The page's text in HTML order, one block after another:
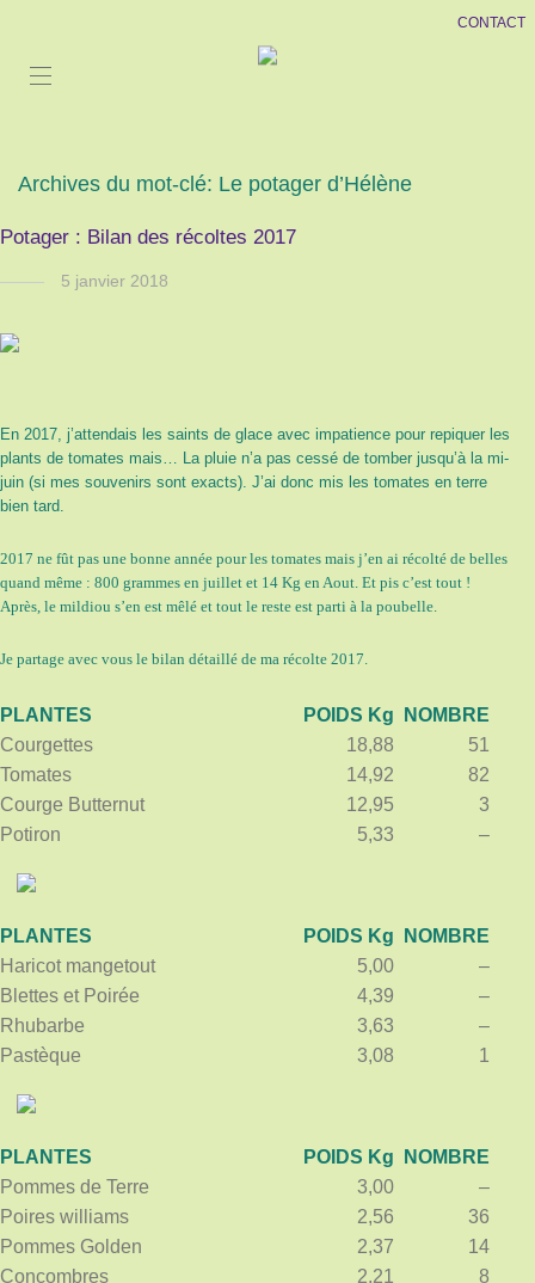
CONTACT
Archives du mot-clé: Le potager d’Hélène
Potager : Bilan des récoltes 2017
5 janvier 2018
En 2017, j’attendais les saints de glace avec impatience pour repiquer les
plants de tomates mais… La pluie n’a pas cessé de tomber jusqu’à la mi-
juin (si mes souvenirs sont exacts). J’ai donc mis les tomates en terre
bien tard.
2017 ne fût pas une bonne année pour les tomates mais j’en ai récolté de belles
quand même : 800 grammes en juillet et 14 Kg en Aout. Et pis c’est tout !
Après, le mildiou s’en est mêlé et tout le reste est parti à la poubelle.
Je partage avec vous le bilan détaillé de ma récolte 2017.
PLANTES POIDS Kg
NOMBRE
Courgettes
18,88
51
Tomates
14,92
82
Courge Butternut
12,95
3
Potiron
5,33 –
PLANTES POIDS Kg
NOMBRE
Haricot mangetout
5,00
–
Blettes et Poirée
4,39
–
Rhubarbe
3,63
–
Pastèque
3,08 1
PLANTES POIDS Kg
NOMBRE
Pommes de Terre
3,00
–
Poires williams
2,56
36
Pommes Golden
2,37
14
Concombres
2,21 8